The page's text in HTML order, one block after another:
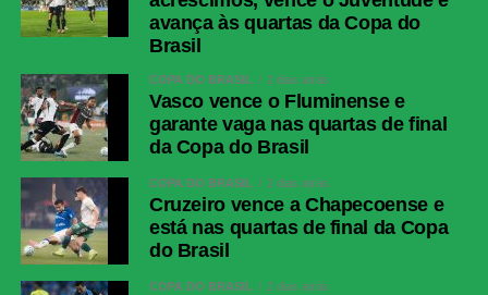
avança às quartas da Copa do
Brasil
COPA DO BRASIL 2 dias atrás
Vasco vence o Fluminense e
garante vaga nas quartas de final
da Copa do Brasil
COPA DO BRASIL 2 dias atrás
Cruzeiro vence a Chapecoense e
está nas quartas de final da Copa
do Brasil
COPA DO BRASIL 2 dias atrás